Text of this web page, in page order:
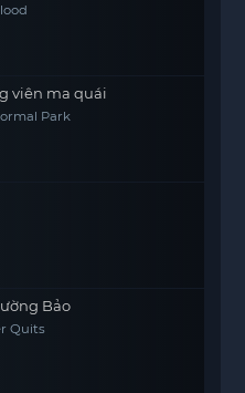
viên ma quái
Park
Bảo
Quits